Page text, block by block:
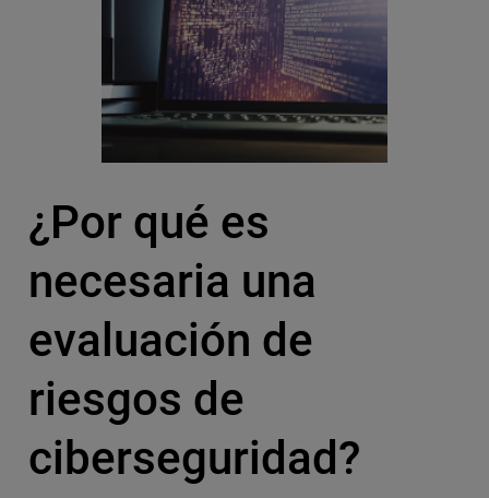
¿Por qué es
necesaria una
evaluación de
riesgos de
ciberseguridad?